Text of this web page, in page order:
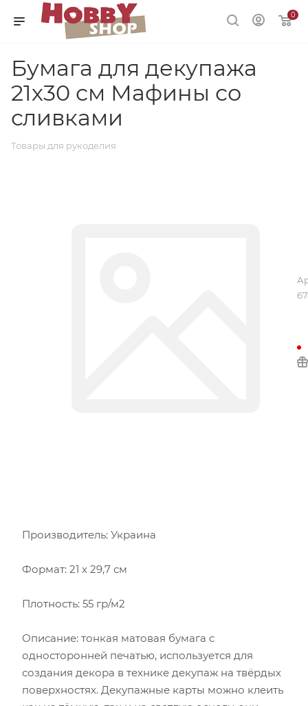
0
Бумага для декупажа
21х30 см Мафины со
сливками
Товары для рукоделия
Производитель: Украина
Формат: 21 х 29,7 см
Плотность: 55 гр/м2
Описание: тонкая матовая бумага с
односторонней печатью, используется для
создания декора в технике декупаж на твёрдых
поверхностях. Декупажные карты можно клеить